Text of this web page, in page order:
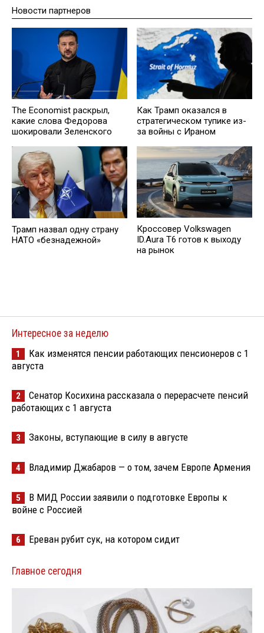
Новости партнеров
The Economist раскрыл,
какие слова Федорова
шокировали Зеленского
Как Трамп оказался в
стратегическом тупике из-
за войны с Ираном
Трамп назвал одну страну
НАТО «безнадежной»
Кроссовер Volkswagen
ID.Aura T6 готов к выходу
на рынок
Интересное за неделю
1
Как изменятся пенсии работающих пенсионеров с 1
августа
2
Сенатор Косихина рассказала о перерасчете пенсий
работающих с 1 августа
3 Законы, вступающие в силу в августе
4 Владимир Джабаров — о том, зачем Европе Армения
5
В МИД России заявили о подготовке Европы к
войне с Россией
6 Ереван рубит сук, на котором сидит
Главное сегодня